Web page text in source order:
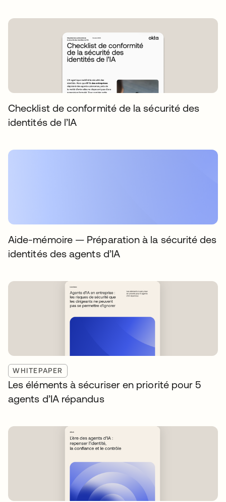
Checklist de conformité de la sécurité des
identités de l’IA
Aide-mémoire — Préparation à la sécurité des
identités des agents d’IA
WHITEPAPER
Les éléments à sécuriser en priorité pour 5
agents d’IA répandus